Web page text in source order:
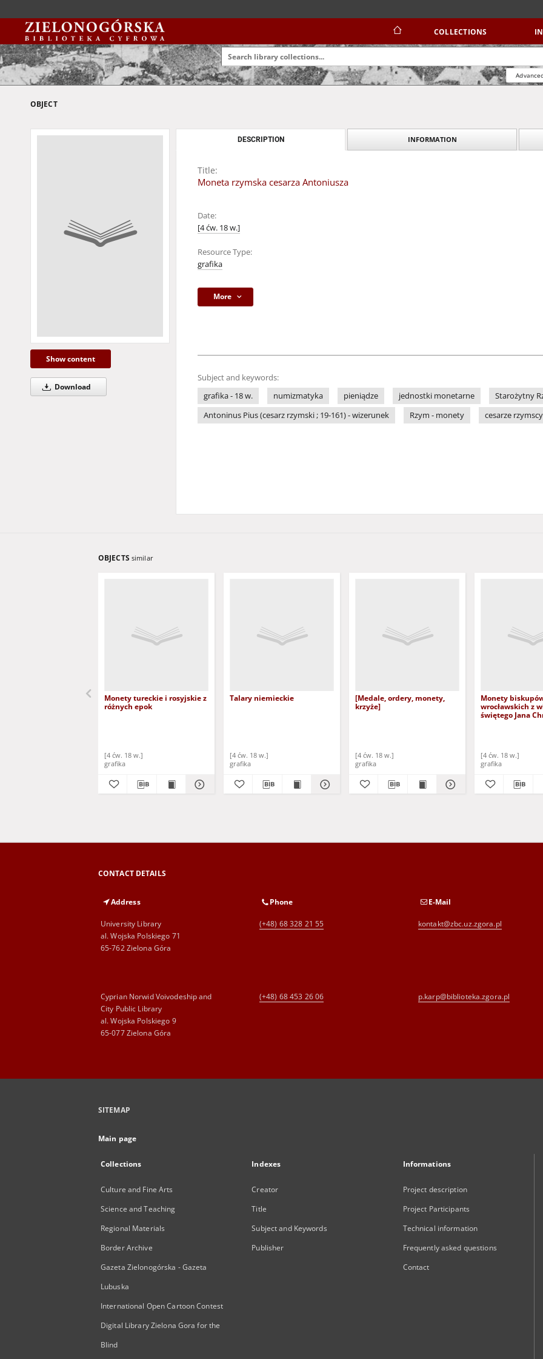
COLLECTIONS
OBJECT
Show content
Download
DESCRIPTION INFORMATION
Title:
Moneta rzymska cesarza Antoniusza
Date:
[4 ćw. 18 w.]
Resource Type:
grafika
More
Subject and keywords:
grafika - 18 w.
numizmatyka pieniądze jednostki monetarne
Starożytny
Antoninus Pius (cesarz rzymski ; 19-161) - wizerunek
Rzym - monety cesarze rzymscy
OBJECTS similar
Monety tureckie i rosyjskie z
różnych epok
[4 ćw. 18 w.]
grafika
Talary niemieckie
[4 ćw. 18 w.]
grafika
[Medale, ordery, monety,
krzyże]
[4 ćw. 18 w.]
grafika
Monety
wrocławskich z
świętego Jana
[4 ćw. 18 w.]
grafika
CONTACT DETAILS
Address
University Library
al. Wojska Polskiego 71
65-762 Zielona Góra
Phone
(+48) 68 328 21 55
E-Mail
kontakt@zbc.uz.zgora.pl
Cyprian Norwid Voivodeship and
City Public Library
al. Wojska Polskiego 9
65-077 Zielona Góra
(+48) 68 453 26 06 p.karp@biblioteka.zgora.pl
SITEMAP
Main page
Collections
Culture and Fine Arts
Science and Teaching
Regional Materials
Border Archive
Gazeta Zielonogórska - Gazeta
Lubuska
International Open Cartoon Contest
Digital Library Zielona Gora for the
Blind
Indexes
Creator
Title
Subject and Keywords
Publisher
Informations
Project description
Project Participants
Technical information
Frequently asked questions
Contact